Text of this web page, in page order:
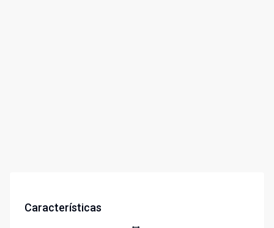
Características